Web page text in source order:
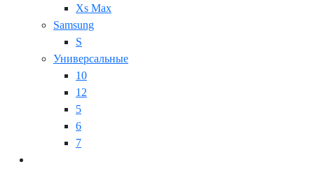
Xs Max
Samsung
S
Универсальные
10
12
5
6
7